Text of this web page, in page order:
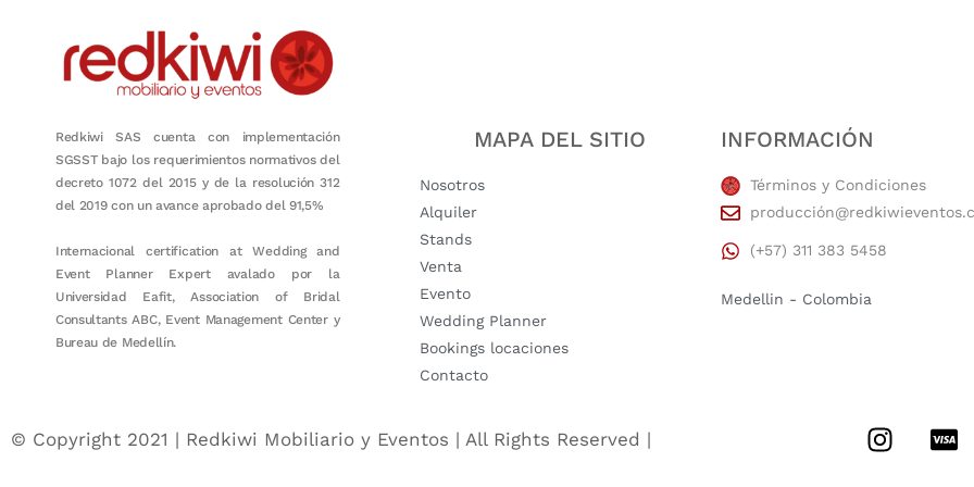
Redkiwi SAS cuenta con implementación
SGSST bajo los requerimientos normativos del
decreto 1072 del 2015 y de la resolución 312
del 2019 con un avance aprobado del 91,5%
Internacional certification at Wedding and
Event Planner Expert avalado por la
Universidad Eafit, Association of Bridal
Consultants ABC, Event Management Center y
Bureau de Medellín.
MAPA DEL SITIO
Nosotros
Alquiler
Stands
Venta
Evento
Wedding Planner
Bookings locaciones
Contacto
INFORMACIÓN
Términos y Condiciones
(+57) 311 383 5458
Medellin - Colombia
© Copyright 2021 | Redkiwi Mobiliario y Eventos | All Rights Reserved |